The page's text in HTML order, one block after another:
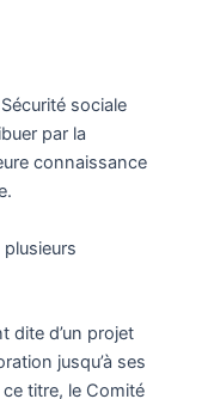
sociale
par la
connaissance
dite d’un projet
jusqu’à ses
titre, le Comité